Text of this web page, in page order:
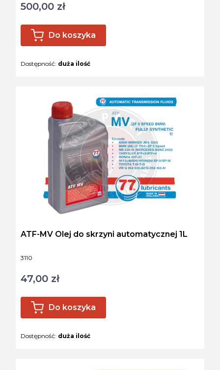
Cena
500,00 zł
Do koszyka
Dostępność: duża ilość
Kod produktu
3110
ATF-MV Olej do skrzyni automatycznej 1L
Cena
47,00 zł
Do koszyka
Dostępność: duża ilość